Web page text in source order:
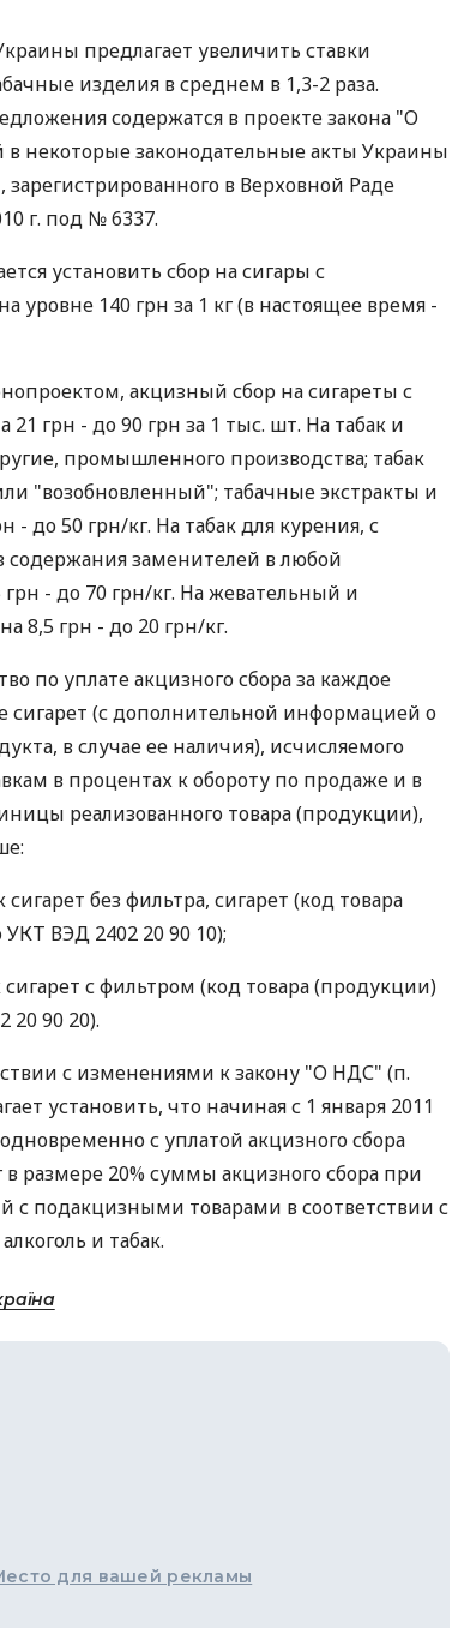
КЕШБЭКА
ПУТЕВОДИТЕЛИ ПО
предлагает увеличить ставки
изделия в среднем в 1,3-2 раза.
содержатся в проекте закона "О
некоторые законодательные акты Украины
в Верховной Раде
г. под № 6337.
установить сбор на сигары с
уровне 140 грн за 1 кг (в настоящее время -
акцизный сбор на сигареты с
грн - до 90 грн за 1 тыс. шт. На табак и
промышленного производства; табак
"возобновленный"; табачные экстракты и
- до 50 грн/кг. На табак для курения, с
заменителей в любой
- до 70 грн/кг. На жевательный и
8,5 грн - до 20 грн/кг.
по уплате акцизного сбора за каждое
сигарет (с дополнительной информацией о
в случае ее наличия), исчисляемого
в процентах к обороту по продаже и в
реализованного товара (продукции),
сигарет без фильтра, сигарет (код товара
ВЭД 2402 20 90 10);
сигарет с фильтром (код товара (продукции)
20 90 20).
с изменениями к закону "О НДС" (п.
установить, что начиная с 1 января 2011
с уплатой акцизного сбора
в размере 20% суммы акцизного сбора при
с подакцизными товарами в соответствии с
и табак.
для вашей рекламы